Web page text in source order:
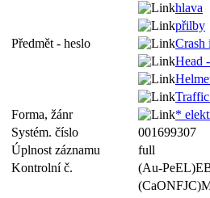
hlava
přilby
Předmět - heslo
Crash
Head
Forma, žánr
*
Systém. číslo
001699307
Úplnost záznamu
full
Kontrolní č.
(Au-